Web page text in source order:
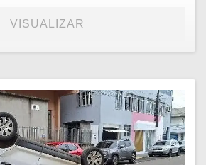
VISUALIZAR